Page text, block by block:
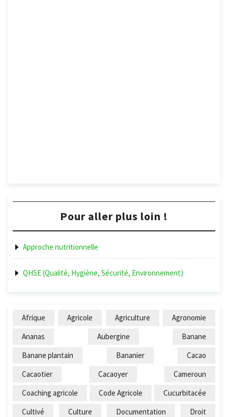
Pour aller plus loin !
Approche nutritionnelle
QHSE (Qualité, Hygiène, Sécurité, Environnement)
Afrique Agricole Agriculture
Agronomie
Ananas
Aubergine
Banane
Banane plantain
Bananier
Cacao
Cacaotier
Cacaoyer
Cameroun
Coaching agricole
Code Agricole
Cucurbitacée
Cultivé
Culture Documentation
Droit